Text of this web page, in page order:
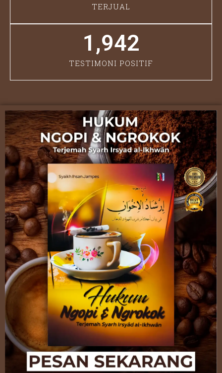
TERJUAL
1,942
TESTIMONI POSITIF